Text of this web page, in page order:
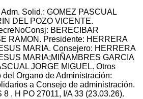
Solid.: GOMEZ PASCUAL
DEL POZO VICENTE.
BERECIBAR
RAMON. Presidente: HERRERA
MARIA. Consejero: HERRERA
MARIA;MIÑAMBRES GARCIA
JORGE MIGUEL. Otros
Organo de Administración:
a Consejo de administración.
8 , H PO 27011, I/A 33 (23.03.26).